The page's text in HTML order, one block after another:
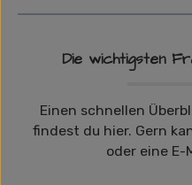
Die wichtigsten
Einen schnellen
findest du hier. Gern
oder eine E-